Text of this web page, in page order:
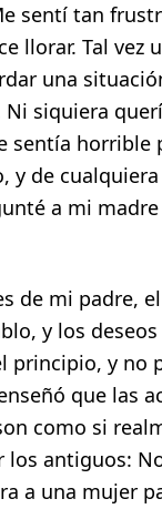
sentí tan
llorar. Tal vez
una
siquiera
sentía horrible
y de
a mi
de mi padre,
y los
principio, y no
que las
como si
los antiguos:
a una mujer